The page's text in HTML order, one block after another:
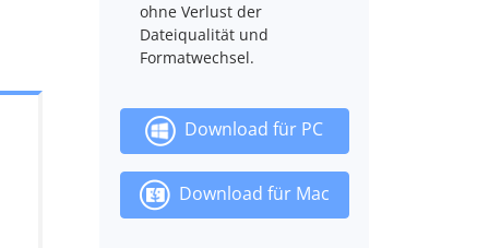
ohne Verlust der
Dateiqualität und
Formatwechsel.
Download für PC
Download für Mac